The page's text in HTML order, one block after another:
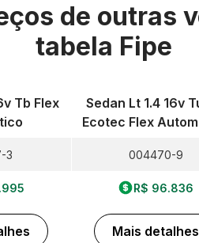
de outras
tabela Fipe
Tb Flex
3
Sedan Lt 1.4 16v
Ecotec Flex
004470-9
R$ 96.836
Mais detalhes